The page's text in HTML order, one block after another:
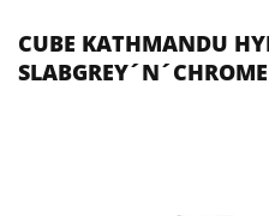
CUBE KATHMANDU